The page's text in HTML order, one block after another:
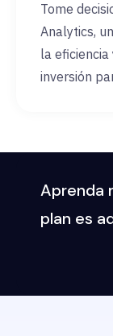
Tome
Analytics,
la
inversión
Aprenda
plan es